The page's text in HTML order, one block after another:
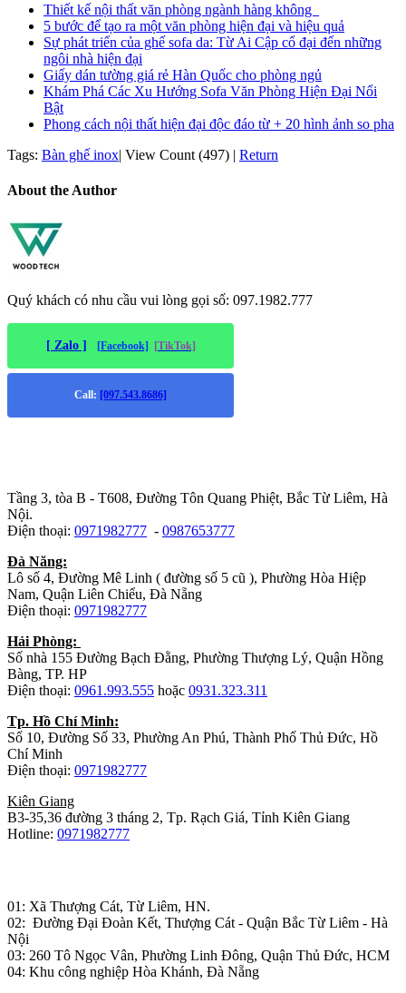
Thiết kế nội thất văn phòng ngành hàng không
5 bước để tạo ra một văn phòng hiện đại và hiệu quả
Sự phát triển của ghế sofa da: Từ Ai Cập cổ đại đến những
ngôi nhà hiện đại
Giấy dán tường giá rẻ Hàn Quốc cho phòng ngủ
Khám Phá Các Xu Hướng Sofa Văn Phòng Hiện Đại Nổi
Bật
Phong cách nội thất hiện đại độc đáo từ + 20 hình ảnh so pha
Tags: Bàn ghế inox| View Count (497) | Return
About the Author
Quý khách có nhu cầu vui lòng gọi số: 097.1982.777
[ Zalo ] [Facebook] [TikTok]
Call: [097.543.8686]
Tầng 3, tòa B - T608, Đường Tôn Quang Phiệt, Bắc Từ Liêm, Hà
Nội.
Điện thoại: 0971982777 - 0987653777
Đà Năng:
Lô số 4, Đường Mê Linh ( đường số 5 cũ ), Phường Hòa Hiệp
Nam, Quận Liên Chiểu, Đà Nẵng
Điện thoại: 0971982777
Hải Phòng:
Số nhà 155 Đường Bạch Đằng, Phường Thượng Lý, Quận Hồng
Bàng, TP. HP
Điện thoại: 0961.993.555 hoặc 0931.323.311
Tp. Hồ Chí Minh:
Số 10, Đường Số 33, Phường An Phú, Thành Phố Thủ Đức, Hồ
Chí Minh
Điện thoại: 0971982777
Kiên Giang
B3-35,36 đường 3 tháng 2, Tp. Rạch Giá, Tỉnh Kiên Giang
Hotline: 0971982777
01: Xã Thượng Cát, Từ Liêm, HN.
02: Đường Đại Đoàn Kết, Thượng Cát - Quận Bắc Từ Liêm - Hà
Nội
03: 260 Tô Ngọc Vân, Phường Linh Đông, Quận Thủ Đức, HCM
04: Khu công nghiệp Hòa Khánh, Đà Nẵng